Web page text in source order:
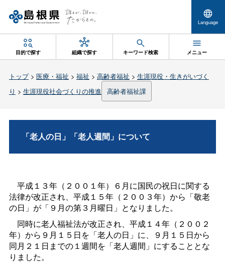
Language
目的で探す 組織で探す キーワード検索 メニュー
トップ> 医療・福祉 > 福祉 > 高齢者福祉 > 生涯現役・生きがいづく
り > 生涯現役社会づくりの推進 高齢者福祉課
「老人の日」「老人週間」について
平成１３年（２００１年）６月に国民の祝日に関する
法律が改正され、平成１５年（２００３年）から「敬老
の日」が「９月の第３月曜日」となりました。
同時に老人福祉法が改正され、平成１４年（２００２
年）から９月１５日を「老人の日」に、９月１５日から
同月２１日までの１週間を「老人週間」にすることとな
りました。